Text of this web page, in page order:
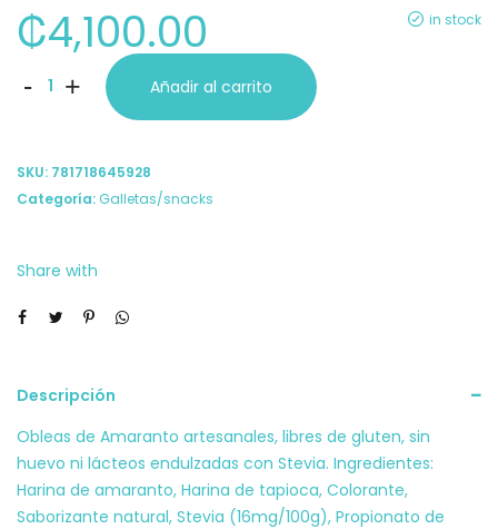
in stock
₡4,100.00
-
sabor
Nuez
+ Añadir al carrito
SKU: 781718645928
Categoría: Galletas/snacks
Share with
Descripción
Obleas de Amaranto artesanales, libres de gluten, sin
huevo ni lácteos endulzadas con Stevia. Ingredientes:
Harina de amaranto, Harina de tapioca, Colorante,
Saborizante natural, Stevia (16mg/100g), Propionato de